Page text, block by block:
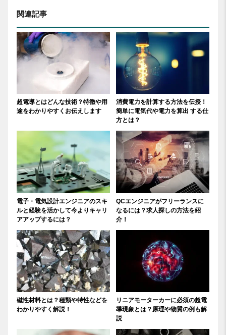
関連記事
超電導とはどんな技術？特徴や用
途をわかりやすくお伝えします
消費電力を計算する方法を伝授！
簡単に電気代や電力を算出 する仕
方とは？
電子・電気設計エンジニアのスキ
ルと経験を活かして今よりキャリ
アアップするには？
QCエンジニアがフリーランスに
なるには？求人探しの方法を紹
介！
磁性材料とは？種類や特性などを
わかりやすく解説！
リニアモーターカーに必須の超電
導現象とは？原理や物質の例も解
説